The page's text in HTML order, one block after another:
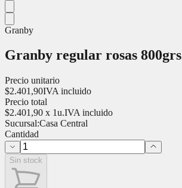
Granby
Granby regular rosas 800grs
Precio unitario
$2.401,90IVA incluido
Precio total
$2.401,90 x 1u.IVA incluido
Sucursal:Casa Central
Cantidad
Sin stock